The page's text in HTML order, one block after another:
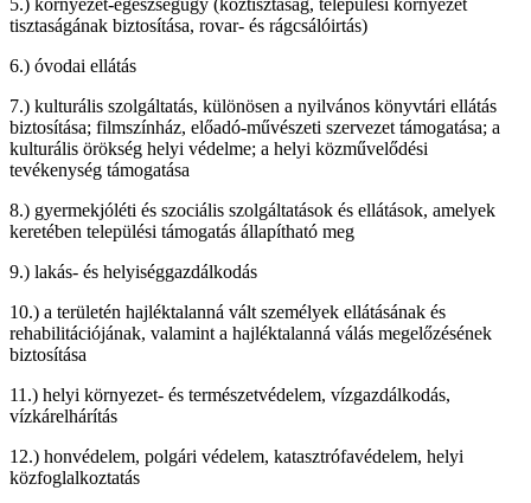
tisztaságának biztosítása, rovar- és rágcsálóirtás)
óvodai ellátás
kulturális szolgáltatás, különösen a nyilvános könyvtári ellátás
biztosítása; filmszínház, előadó-művészeti szervezet támogatása; a
kulturális örökség helyi védelme; a helyi közművelődési
tevékenység támogatása
gyermekjóléti és szociális szolgáltatások és ellátások, amelyek
keretében települési támogatás állapítható meg
lakás- és helyiséggazdálkodás
a területén hajléktalanná vált személyek ellátásának és
rehabilitációjának, valamint a hajléktalanná válás megelőzésének
biztosítása
helyi környezet- és természetvédelem, vízgazdálkodás,
vízkárelhárítás
honvédelem, polgári védelem, katasztrófavédelem, helyi
közfoglalkoztatás